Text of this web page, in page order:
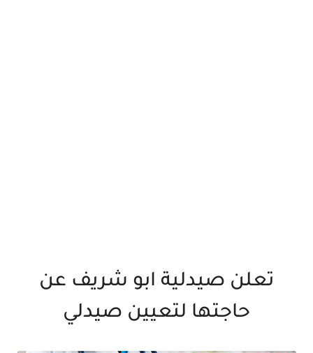
تعلن صيدلية ابو شريف عن
حاجتها لتعيين صيدلي